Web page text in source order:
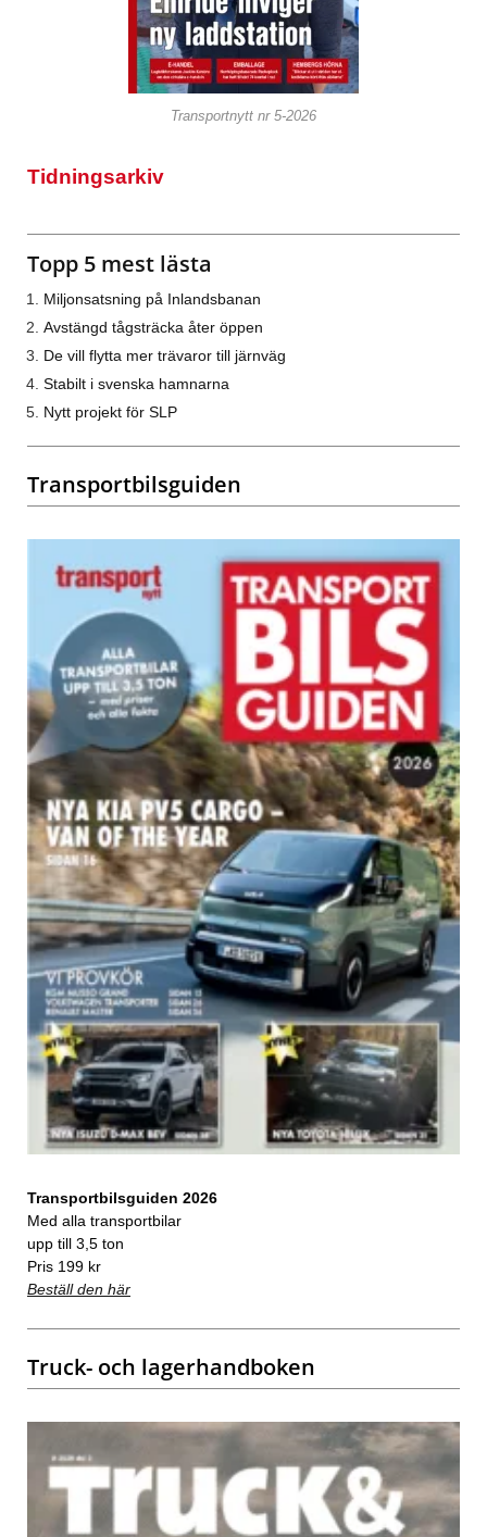
Transportnytt nr 5-2026
Tidningsarkiv
Topp 5 mest lästa
Miljonsatsning på Inlandsbanan
Avstängd tågsträcka åter öppen
De vill flytta mer trävaror till järnväg
Stabilt i svenska hamnarna
Nytt projekt för SLP
Transportbilsguiden
Transportbilsguiden 2026
Med alla transportbilar
upp till 3,5 ton
Pris 199 kr
Beställ den här
Truck- och lagerhandboken